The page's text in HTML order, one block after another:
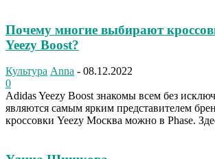
Почему многие выбирают
Yeezy Boost?
Культура Anna - 08.12.2022
0
Adidas Yeezy Boost знакомы всем без
являются самым ярким представителем
кроссовки Yeezy Москва можно в Phase.